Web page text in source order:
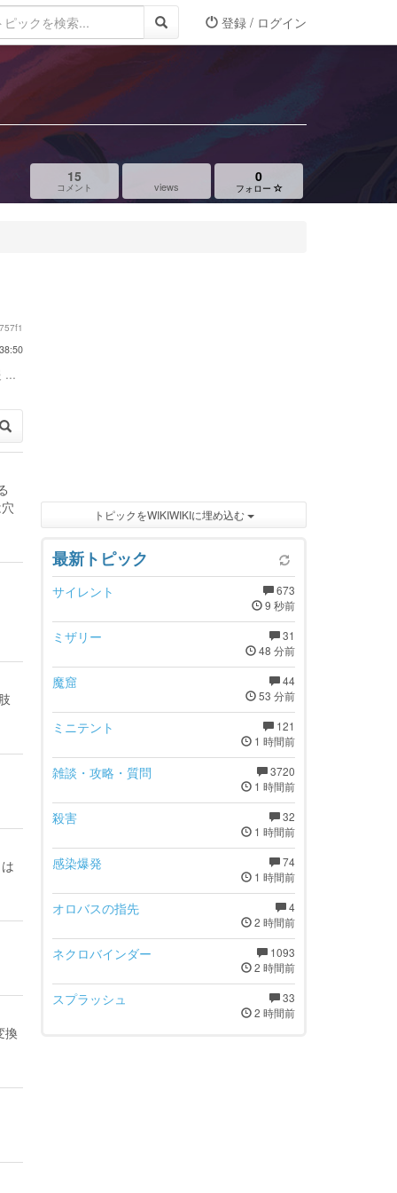
登録 / ログイン
15
コメント views
0
フォロー
...
換
トピックをWIKIWIKIに埋め込む
最新トピック
673
9 秒前
サイレント
31
48 分前
ミザリー
44
53 分前
魔窟
121
1 時間前
ミニテント
3720
1 時間前
雑談・攻略・質問
32
1 時間前
殺害
74
1 時間前
感染爆発
4
2 時間前
オロバスの指先
1093
2 時間前
ネクロバインダー
33
2 時間前
スプラッシュ